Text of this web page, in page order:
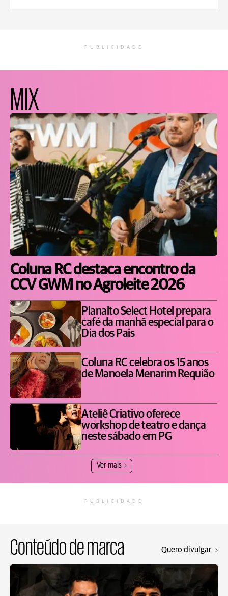
PUBLICIDADE
MIX
Coluna RC destaca encontro da
CCV GWM no Agroleite 2026
Planalto Select Hotel prepara
café da manhã especial para o
Dia dos Pais
Coluna RC celebra os 15 anos
de Manoela Menarim Requião
Ateliê Criativo oferece
workshop de teatro e dança
neste sábado em PG
Ver mais
PUBLICIDADE
Conteúdo de marca Quero divulgar